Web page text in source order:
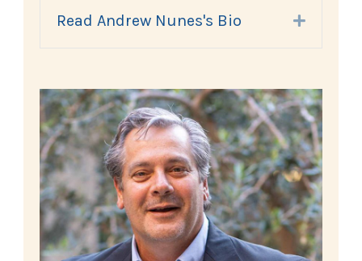
Read Andrew Nunes's Bio Expand